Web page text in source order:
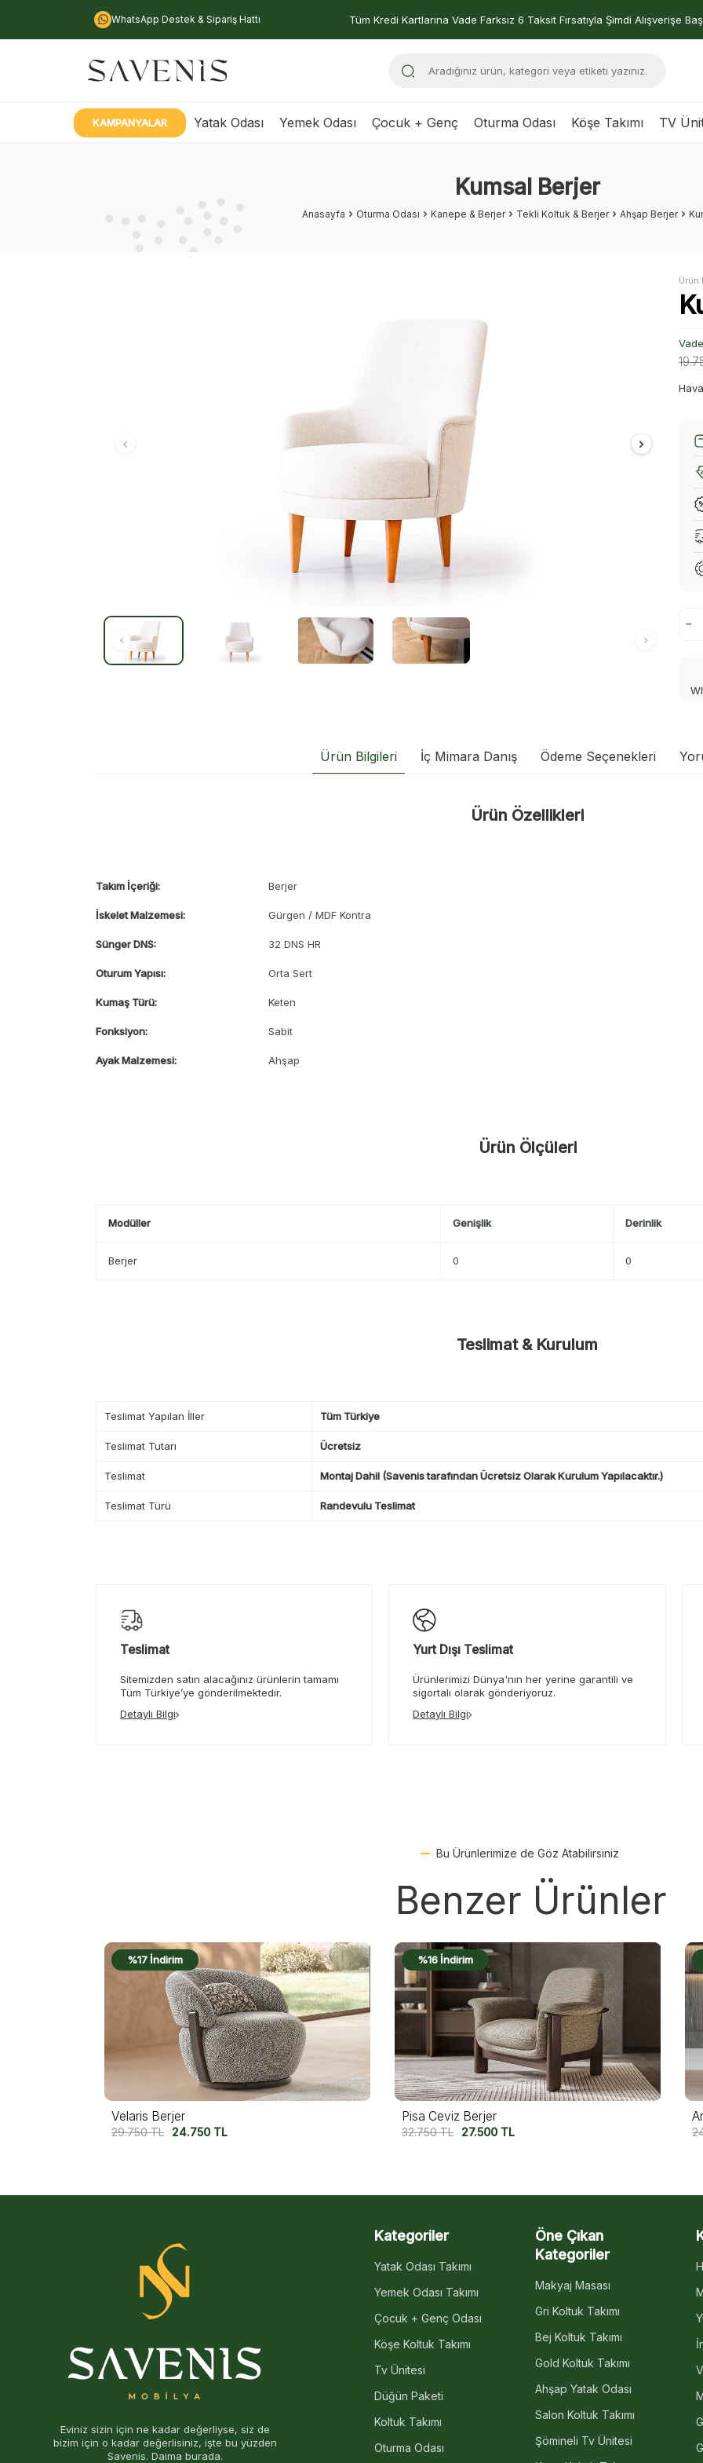
WhatsApp Destek & Sipariş Hattı Tüm Kredi Kartlarına Vade Farksız 6 Taksit Fırsatıyla Şimdi Alışverişe
KAMPANYALAR Yatak Odası Yemek Odası Çocuk + Genç Oturma Odası Köşe Takımı TV
Kumsal Berjer
Anasayfa Oturma Odası Kanepe & Berjer Tekli Koltuk & Berjer Ahşap Berjer
Ürün
Ürün Bilgileri İç Mimara Danış Ödeme Seçenekleri
Ürün Özellikleri
Takım İçeriği: Berjer
İskelet Malzemesi: Gürgen / MDF Kontra
Sünger DNS: 32 DNS HR
Oturum Yapısı: Orta Sert
Kumaş Türü: Keten
Fonksiyon: Sabit
Ayak Malzemesi: Ahşap
Ürün Ölçüleri
Modüller Genişlik Derinlik
Berjer 0 0
Teslimat & Kurulum
Teslimat Yapılan İller Tüm Türkiye
Teslimat Tutarı Ücretsiz
Teslimat Montaj Dahil (Savenis tarafından Ücretsiz Olarak Kurulum Yapılacaktır.)
Teslimat Türü Randevulu Teslimat
Teslimat
Sitemizden satın alacağınız ürünlerin tamamı
Tüm Türkiye’ye gönderilmektedir.
Detaylı Bilgi
Yurt Dışı Teslimat
Ürünlerimizi Dünya'nın her yerine garantili ve
sigortalı olarak gönderiyoruz.
Detaylı Bilgi
Bu Ürünlerimize de Göz Atabilirsiniz
Benzer Ürünler
%16 İndirim
Pisa Ceviz Berjer
32.750TL 27.500TL
%20 İndirim
Arem Berjer
24.950TL 19.950 TL
Eviniz sizin için ne kadar değerliyse, siz de
bizim için o kadar değerlisiniz, işte bu yüzden
Savenis. Daima burada.
Kategoriler
Yatak Odası Takımı
Yemek Odası Takımı
Çocuk + Genç Odası
Köşe Koltuk Takımı
Tv Ünitesi
Düğün Paketi
Koltuk Takımı
Oturma Odası
Öne Çıkan
Kategoriler
Makyaj Masası
Gri Koltuk Takımı
Bej Koltuk Takımı
Gold Koltuk Takımı
Ahşap Yatak Odası
Salon Koltuk Takımı
Şömineli Tv Ünitesi